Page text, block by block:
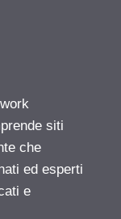
siti
che
ed esperti
e